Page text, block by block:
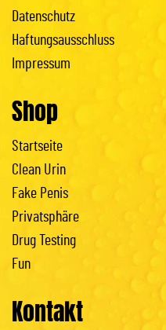
Datenschutz
Haftungsausschluss
Impressum
Shop
Startseite
Clean Urin
Fake Penis
Privatsphäre
Drug Testing
Fun
Kontakt